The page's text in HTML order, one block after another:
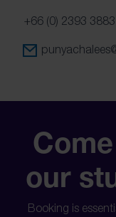
+66 (0) 2393 3883
our
Booking is